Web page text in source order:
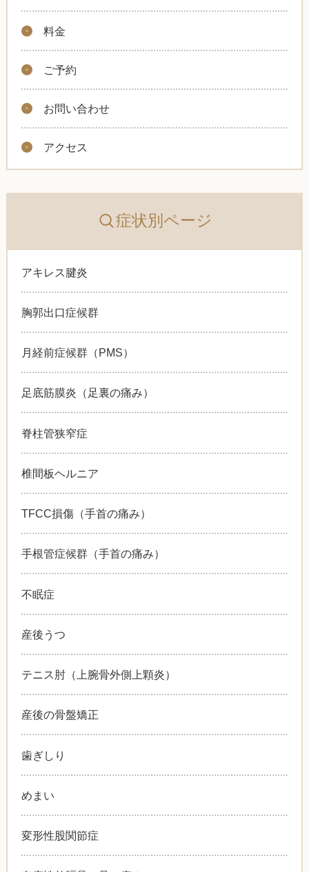
料金
ご予約
お問い合わせ
アクセス
症状別ページ
アキレス腱炎
胸郭出口症候群
月経前症候群（PMS）
足底筋膜炎（足裏の痛み）
脊柱管狭窄症
椎間板ヘルニア
TFCC損傷（手首の痛み）
手根管症候群（手首の痛み）
不眠症
産後うつ
テニス肘（上腕骨外側上顆炎）
産後の骨盤矯正
歯ぎしり
めまい
変形性股関節症